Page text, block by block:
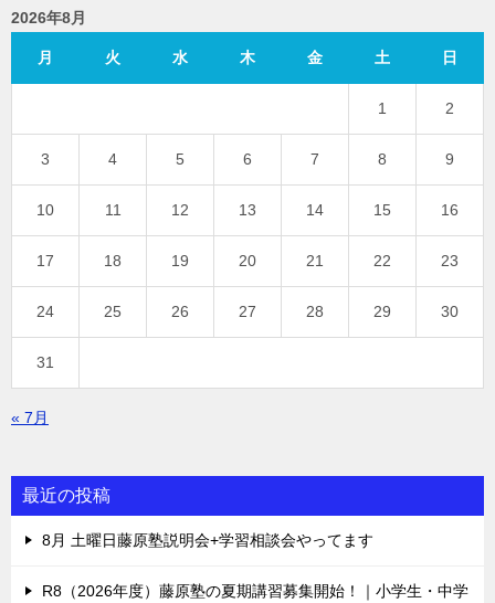
2026年8月
月 火 水 木 金 土 日
1 2
3 4 5 6 7 8 9
10 11 12 13 14 15 16
17 18 19 20 21 22 23
24 25 26 27 28 29 30
31
« 7月
最近の投稿
8月 土曜日藤原塾説明会+学習相談会やってます
R8（2026年度）藤原塾の夏期講習募集開始！｜小学生・中学